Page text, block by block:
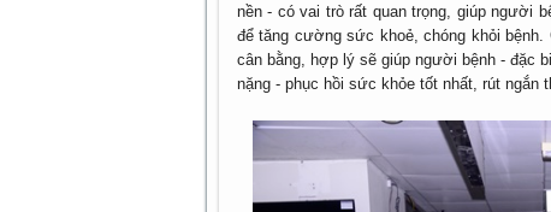
nền - có vai trò rất quan trọng, giúp người
để tăng cường sức khoẻ, chóng khỏi
cân bằng, hợp lý sẽ giúp người bệnh - đặc
nặng - phục hồi sức khỏe tốt nhất, rút ngắn